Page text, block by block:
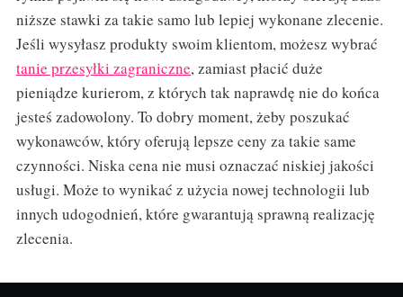
niższe stawki za takie samo lub lepiej wykonane zlecenie.
Jeśli wysyłasz produkty swoim klientom, możesz wybrać
tanie przesyłki zagraniczne, zamiast płacić duże
pieniądze kurierom, z których tak naprawdę nie do końca
jesteś zadowolony. To dobry moment, żeby poszukać
wykonawców, który oferują lepsze ceny za takie same
czynności. Niska cena nie musi oznaczać niskiej jakości
usługi. Może to wynikać z użycia nowej technologii lub
innych udogodnień, które gwarantują sprawną realizację
zlecenia.